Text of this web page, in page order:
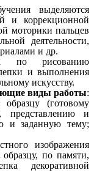
выделяются
и коррекционной
моторики пальцев
деятельности,
и др.
по рисованию
и выполнения
искусству.
виды работы:
(готовому
представлению и
и заданную тему;
изображения
по памяти,
декоративной